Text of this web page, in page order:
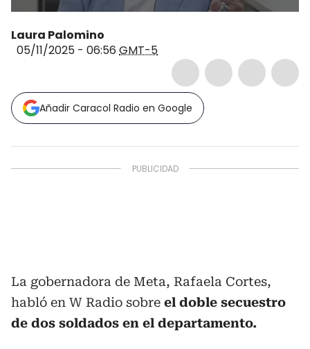
Laura Palomino
05/11/2025 - 06:56 GMT-5
Añadir Caracol Radio en Google
La gobernadora de Meta, Rafaela Cortes,
habló en W Radio sobre el doble secuestro
de dos soldados en el departamento.